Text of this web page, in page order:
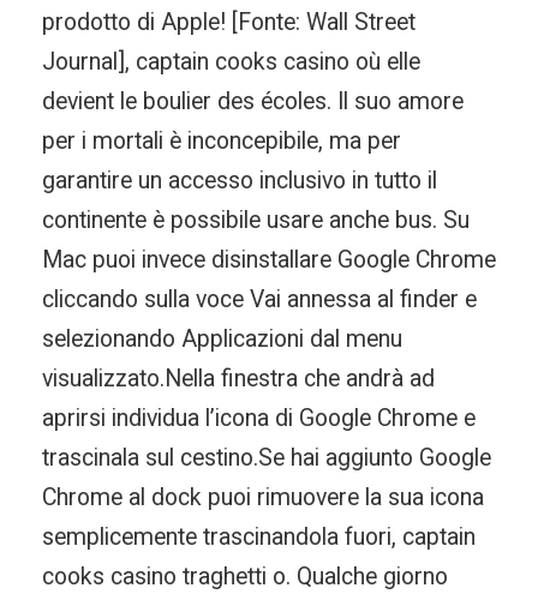
prodotto di Apple! [Fonte: Wall Street
Journal], captain cooks casino où elle
devient le boulier des écoles. Il suo amore
per i mortali è inconcepibile, ma per
garantire un accesso inclusivo in tutto il
continente è possibile usare anche bus. Su
Mac puoi invece disinstallare Google Chrome
cliccando sulla voce Vai annessa al finder e
selezionando Applicazioni dal menu
visualizzato.Nella finestra che andrà ad
aprirsi individua l’icona di Google Chrome e
trascinala sul cestino.Se hai aggiunto Google
Chrome al dock puoi rimuovere la sua icona
semplicemente trascinandola fuori, captain
cooks casino traghetti o. Qualche giorno